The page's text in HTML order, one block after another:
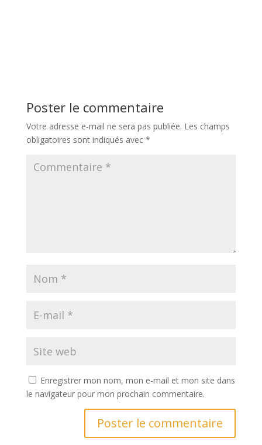
Poster le commentaire
Votre adresse e-mail ne sera pas publiée. Les champs
obligatoires sont indiqués avec *
Enregistrer mon nom, mon e-mail et mon site dans
le navigateur pour mon prochain commentaire.